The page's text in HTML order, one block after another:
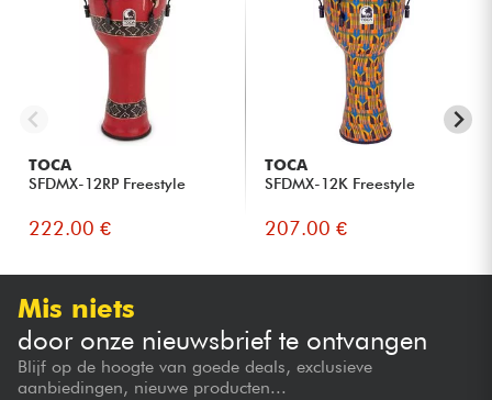
TOCA
SFDMX-12RP Freestyle
222.00 €
TOCA
SFDMX-12K Freestyle
207.00 €
Mis niets
door onze nieuwsbrief te ontvangen
Blijf op de hoogte van goede deals, exclusieve
aanbiedingen, nieuwe producten...